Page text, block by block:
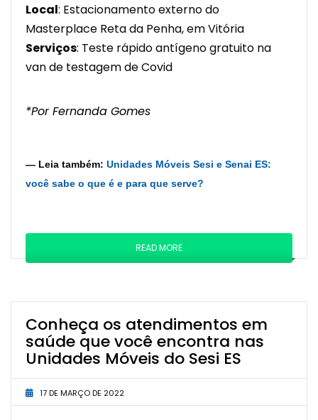
Local: Estacionamento externo do
Masterplace Reta da Penha, em Vitória
Serviços: Teste rápido antígeno gratuito na
van de testagem de Covid
*Por Fernanda Gomes
— Leia também: Unidades Móveis Sesi e Senai ES:
você sabe o que é e para que serve?
READ MORE
Conheça os atendimentos em
saúde que você encontra nas
Unidades Móveis do Sesi ES
17 DE MARÇO DE 2022